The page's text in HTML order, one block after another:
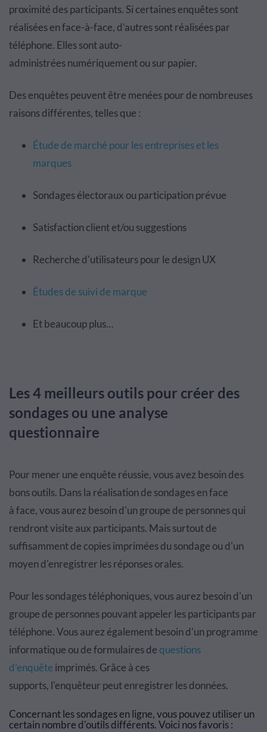
proximité des participants. Si certaines enquêtessont
réalisées en face-à-face, d'autres sont réalisées par
téléphone. Elles sont auto-
administrées numériquement ou sur papier.
Des enquêtes peuventêtre menées pour de nombreuses
raisons différentes, telles que :
Étudede marché pour les entreprises et les
marques
Sondagesélectoraux ou participation prévue
Satisfaction client et/ou suggestions
Recherche d'utilisateurs pour le designUX
Étudesde suivi de marque
Et beaucoup plus…
Les 4 meilleurs outils pour créer des
sondages ou une analyse
questionnaire
Pour mener une enquête réussie, vous avez besoin des
bons outils. Dans la réalisation de sondages en face
àface, vous aurez besoin d'un groupe de personnes qui
rendront visite aux participants. Mais surtout de
suffisamment de copies imprimées du sondage ou d'un
moyen d'enregistrer les réponses orales.
Pour les sondages téléphoniques, vous aurez besoin d'un
groupe de personnes pouvant appeler les participants par
téléphone. Vous aurez égalementbesoin d'un programme
informatique ou de formulaires dequestions
d’enquête imprimés. Grâce à ces
supports, l'enquêteur peut enregistrer les données.
Concernant les sondages en ligne, vous pouvez utiliser un
certain nombre d'outils différents. Voici nos favoris :